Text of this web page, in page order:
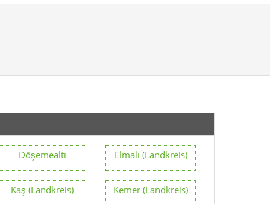
Döşemealtı Elmalı (Landkreis)
Kaş (Landkreis) Kemer (Landkreis)